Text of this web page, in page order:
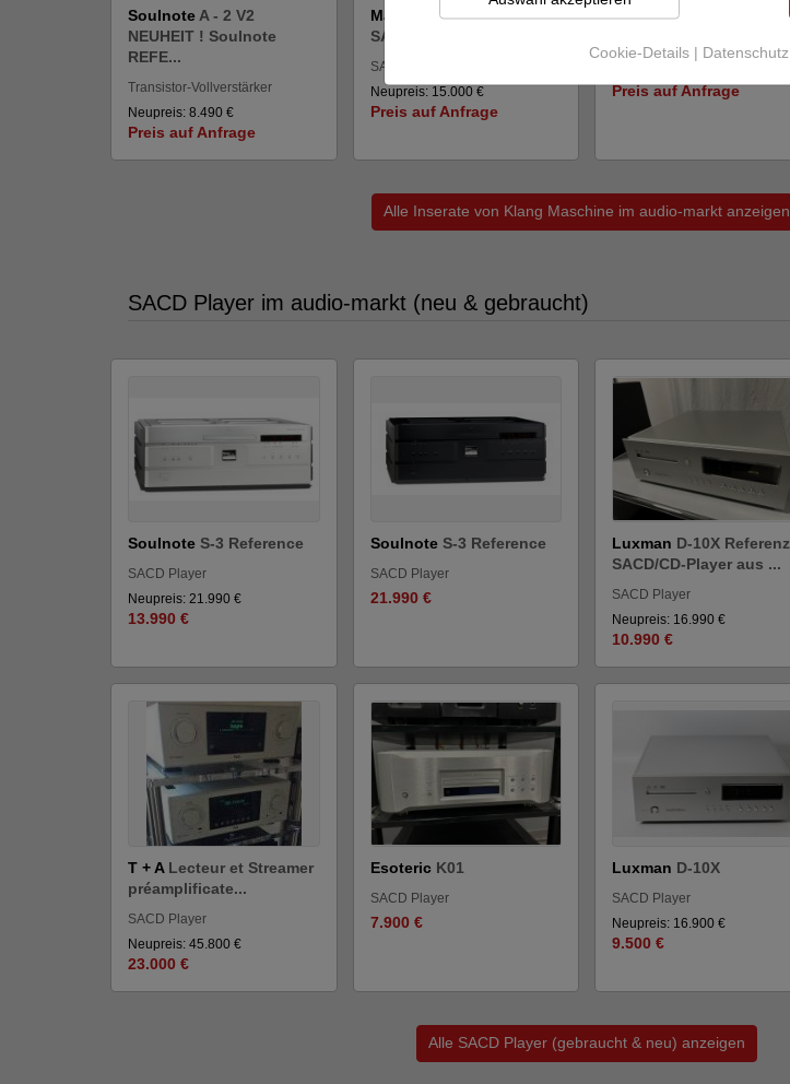
Soulnote A - 2 V2
NEUHEIT ! Soulnote
REFE...
Transistor-Vollverstärker
Neupreis: 8.490 €
Preis auf Anfrage
Mark LevinsonNo. 512
SACD CD Player Orig...
SACD Player
Neupreis: 15.000 €
Preis auf Anfrage
Cardas Audio
Lautsprecherkabel
Preis auf Anfrage
Alle Inserate von Klang Maschine im audio-markt anzeigen
SACD Player im audio-markt (neu & gebraucht)
Soulnote S-3 Reference
SACD Player
Neupreis: 21.990 €
13.990 €
Soulnote S-3 Reference
SACD Player
21.990 €
Luxman D-10X Referenz
SACD/CD-Player aus ...
SACD Player
Neupreis: 16.990 €
10.990 €
T + A Lecteur et Streamer
préamplificate...
SACD Player
Neupreis: 45.800 €
23.000 €
Esoteric K01
SACD Player
7.900 €
Luxman D-10X
SACD Player
Neupreis: 16.900 €
9.500 €
Alle SACD Player (gebraucht & neu) anzeigen
Cookie-Details | Datenschutz